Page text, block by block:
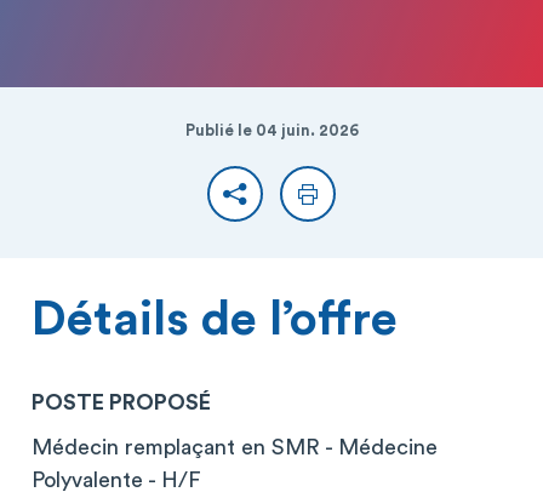
Publié le 04 juin. 2026
PartagerImprimer
Détails de l’offre
POSTE PROPOSÉ
Médecin remplaçant en SMR - Médecine
Polyvalente - H/F